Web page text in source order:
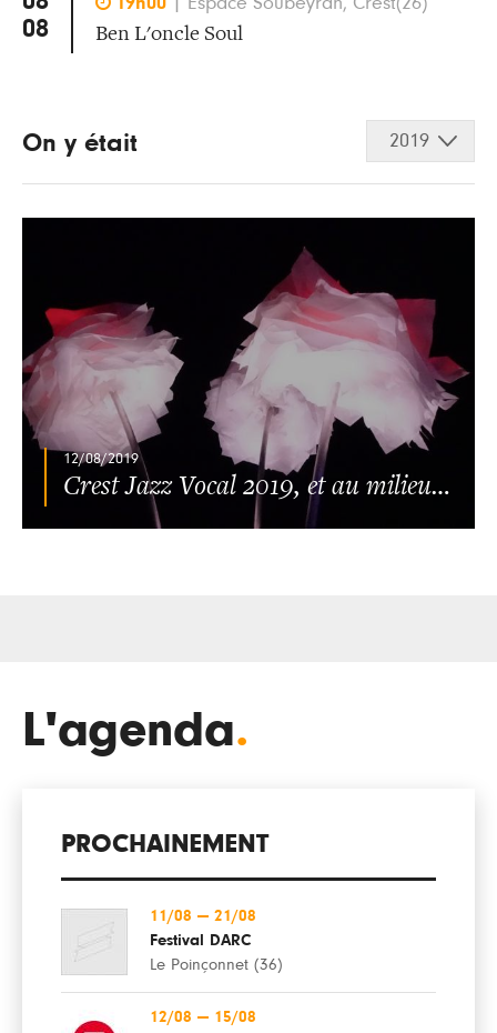
08
Ben L'oncle Soul
On y était 2019
12/08/2019
Crest Jazz Vocal 2019, et au milieu coule la Drôme
L'agenda.
PROCHAINEMENT
11/08 — 21/08
Festival DARC
Le Poinçonnet (36)
12/08 — 15/08